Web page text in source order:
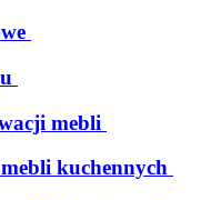
mebli
kuchennych